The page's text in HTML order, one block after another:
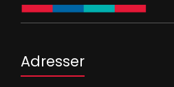
Adresser